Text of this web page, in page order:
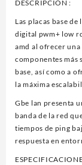
DESCRIPCIÓN :
Las placas base
digital pwm+ low
amd al ofrecer
componentes más
base, así como a
la máxima
Gbe lan presenta
banda de la red
tiempos de ping
respuesta en